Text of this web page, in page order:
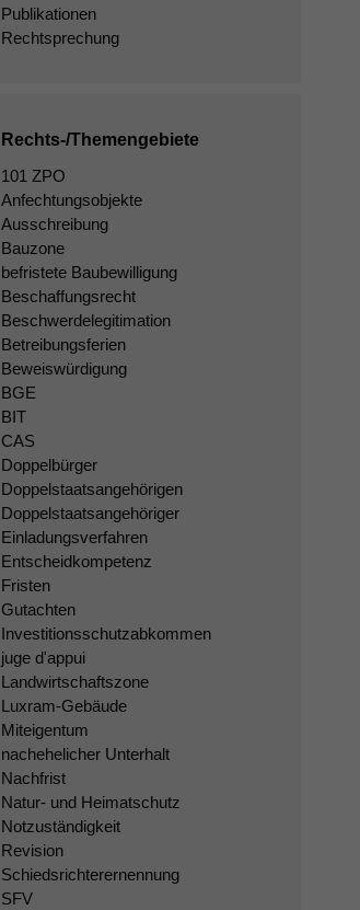
Publikationen
Rechtsprechung
Rechts-/Themengebiete
101 ZPO
Anfechtungsobjekte
Ausschreibung
Bauzone
befristete Baubewilligung
Beschaffungsrecht
Beschwerdelegitimation
Betreibungsferien
Beweiswürdigung
BGE
BIT
CAS
Doppelbürger
Doppelstaatsangehörigen
Doppelstaatsangehöriger
Einladungsverfahren
Entscheidkompetenz
Fristen
Gutachten
Investitionsschutzabkommen
juge d'appui
Landwirtschaftszone
Luxram-Gebäude
Miteigentum
nachehelicher Unterhalt
Nachfrist
Natur- und Heimatschutz
Notzuständigkeit
Revision
Schiedsrichterernennung
SFV